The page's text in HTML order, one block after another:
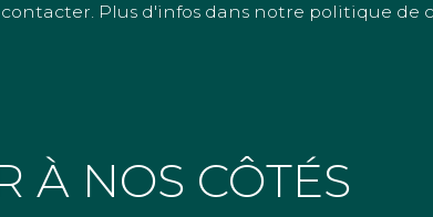
contacter. Plus d'infos dans notre politique de
À NOS CÔTÉS